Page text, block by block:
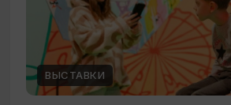
ВЫСТАВКИ